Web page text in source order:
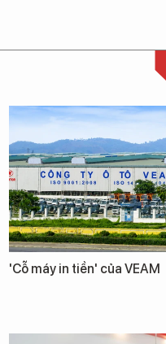
'Cỗ máy in tiền' của VEAM